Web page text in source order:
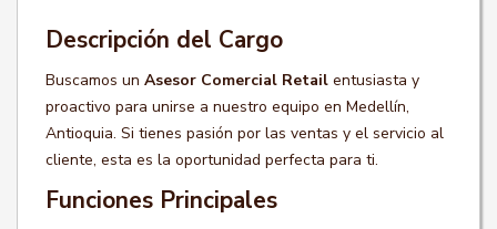
Descripción del Cargo
Buscamos un Asesor Comercial Retail entusiasta y
proactivo para unirse a nuestro equipo en Medellín,
Antioquia. Si tienes pasión por las ventas y el servicio al
cliente, esta es la oportunidad perfecta para ti.
Funciones Principales